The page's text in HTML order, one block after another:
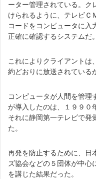
ーター管理されている。ク
けられるように、テレビＣ
コードをコンピュータに入
正確に確認するシステムだ。
これによりクライアントは
約どおりに放送されている
コンピュータが人間を管理
が導入したのは、１９９０
それに静岡第一テレビで発
た。
再発を防止するために、日
ズ協会などの５団体が中心
を講じた結果だった。